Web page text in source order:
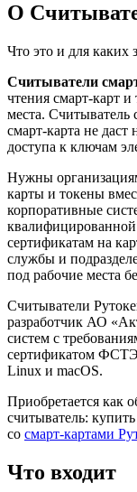
О
Что это и для каких
Считыватели
чтения смарт-карт и
места. Считыватель
смарт-карта не
доступа к ключам
Нужны
карты и токены
корпоративные
сертификатам на
службы и
под рабочие места
Считыватели
разработчик АО
систем с
сертификатом
Linux и macOS.
Приобретается как
считыватель:
со смарт-картами
Что входит